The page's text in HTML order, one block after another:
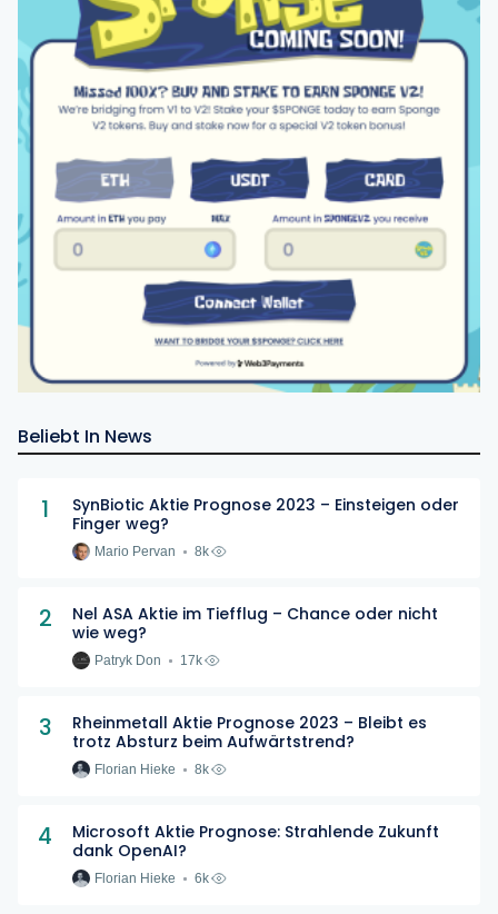
Beliebt In News
1
SynBiotic Aktie Prognose 2023 – Einsteigen oder
Finger weg?
Mario Pervan 8k
2
Nel ASA Aktie im Tiefflug – Chance oder nicht
wie weg?
Patryk Don 17k
3
Rheinmetall Aktie Prognose 2023 – Bleibt es
trotz Absturz beim Aufwärtstrend?
Florian Hieke 8k
4
Microsoft Aktie Prognose: Strahlende Zukunft
dank OpenAI?
Florian Hieke 6k